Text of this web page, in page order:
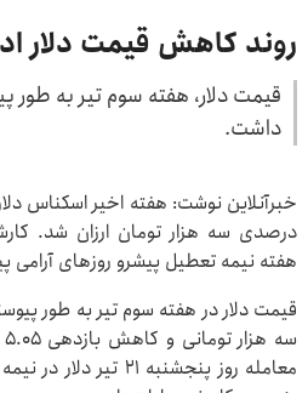
روند کاهش قیمت دلار
قیمت دلار، هفته سوم تیر به طور
داشت.
خبرآنلاین نوشت: هفته اخیر اسکناس
درصدی سه هزار تومان ارزان شد.
هفته نیمه تعطیل پیشرو روزهای
قیمت دلار در هفته سوم تیر به طور
معامله روز پنجشنبه ۲۱